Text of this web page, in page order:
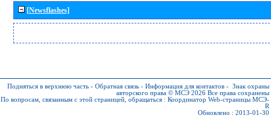
[Newsflashes]
Подняться в верхнюю часть - Обратная связь - Информация для контактов - Знак охраны
авторского права © МСЭ 2026 Все права сохранены
По вопросам, связанным с этой страницей, обращаться : Координатор Web-страницы МСЭ-
R
Обновлено : 2013-01-30